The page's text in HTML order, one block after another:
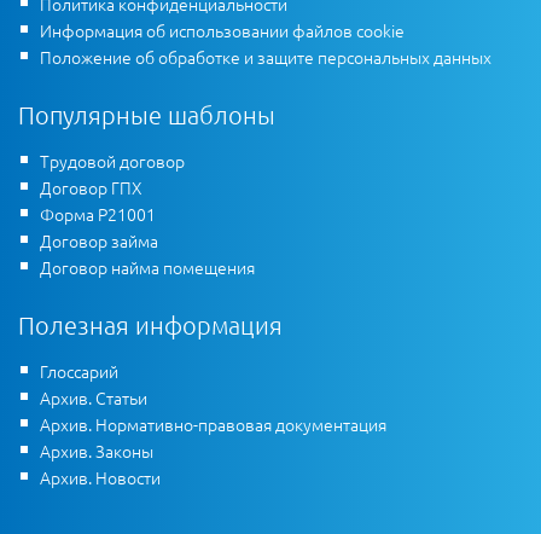
Информация об использовании файлов cookie
Положение об обработке и защите персональных данных
Популярные шаблоны
Трудовой договор
Договор ГПХ
Форма Р21001
Договор займа
Договор найма помещения
Полезная информация
Глоссарий
Архив. Статьи
Архив. Нормативно-правовая документация
Архив. Законы
Архив. Новости